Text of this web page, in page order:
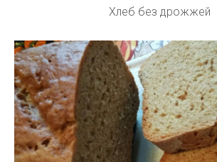
Хлеб без дрожжей